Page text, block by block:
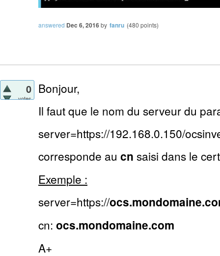
answered Dec 6, 2016by fanru (480 points)
0
votes
Bonjour,
Il faut que le nom du serveur du
server=https://192.168.0.150/
corresponde au cn saisi dans le
Exemple :
server=https://
cn: ocs.mondomaine.com
A+